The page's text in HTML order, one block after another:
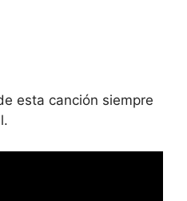
esta canción siempre